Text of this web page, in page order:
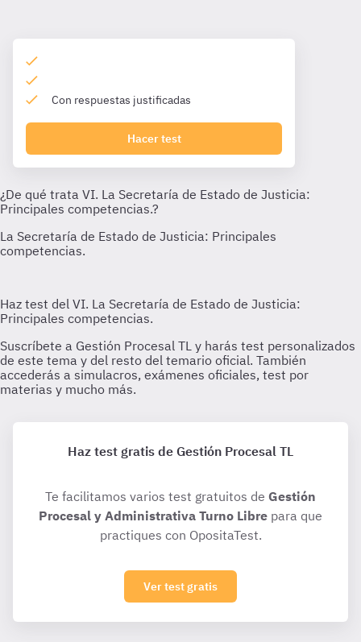
Con respuestas justificadas
Hacer test
Haz test gratis de Gestión Procesal TL
Te facilitamos varios test gratuitos de Gestión
Procesal y Administrativa Turno Libre para que
practiques con OpositaTest.
Ver test gratis